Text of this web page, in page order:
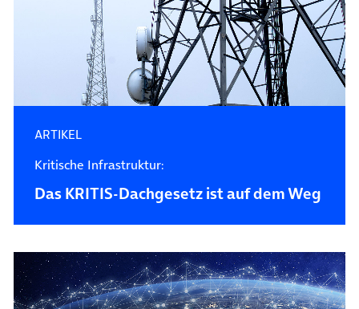
ARTIKEL
Kritische Infrastruktur:
Das KRITIS-Dachgesetz ist auf dem Weg